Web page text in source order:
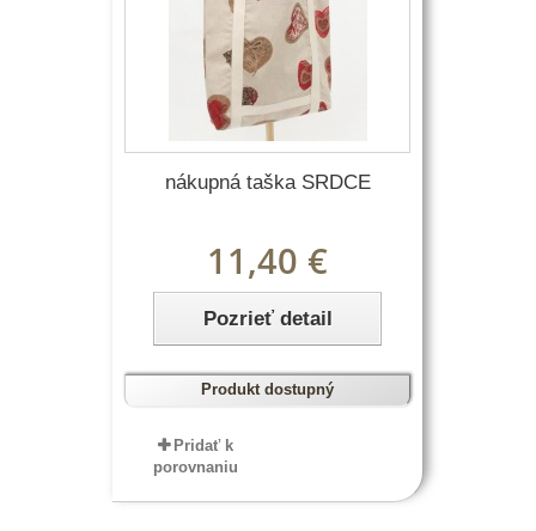
nákupná taška SRDCE
11,40 €
Pozrieť detail
Produkt dostupný
Pridať k
porovnaniu